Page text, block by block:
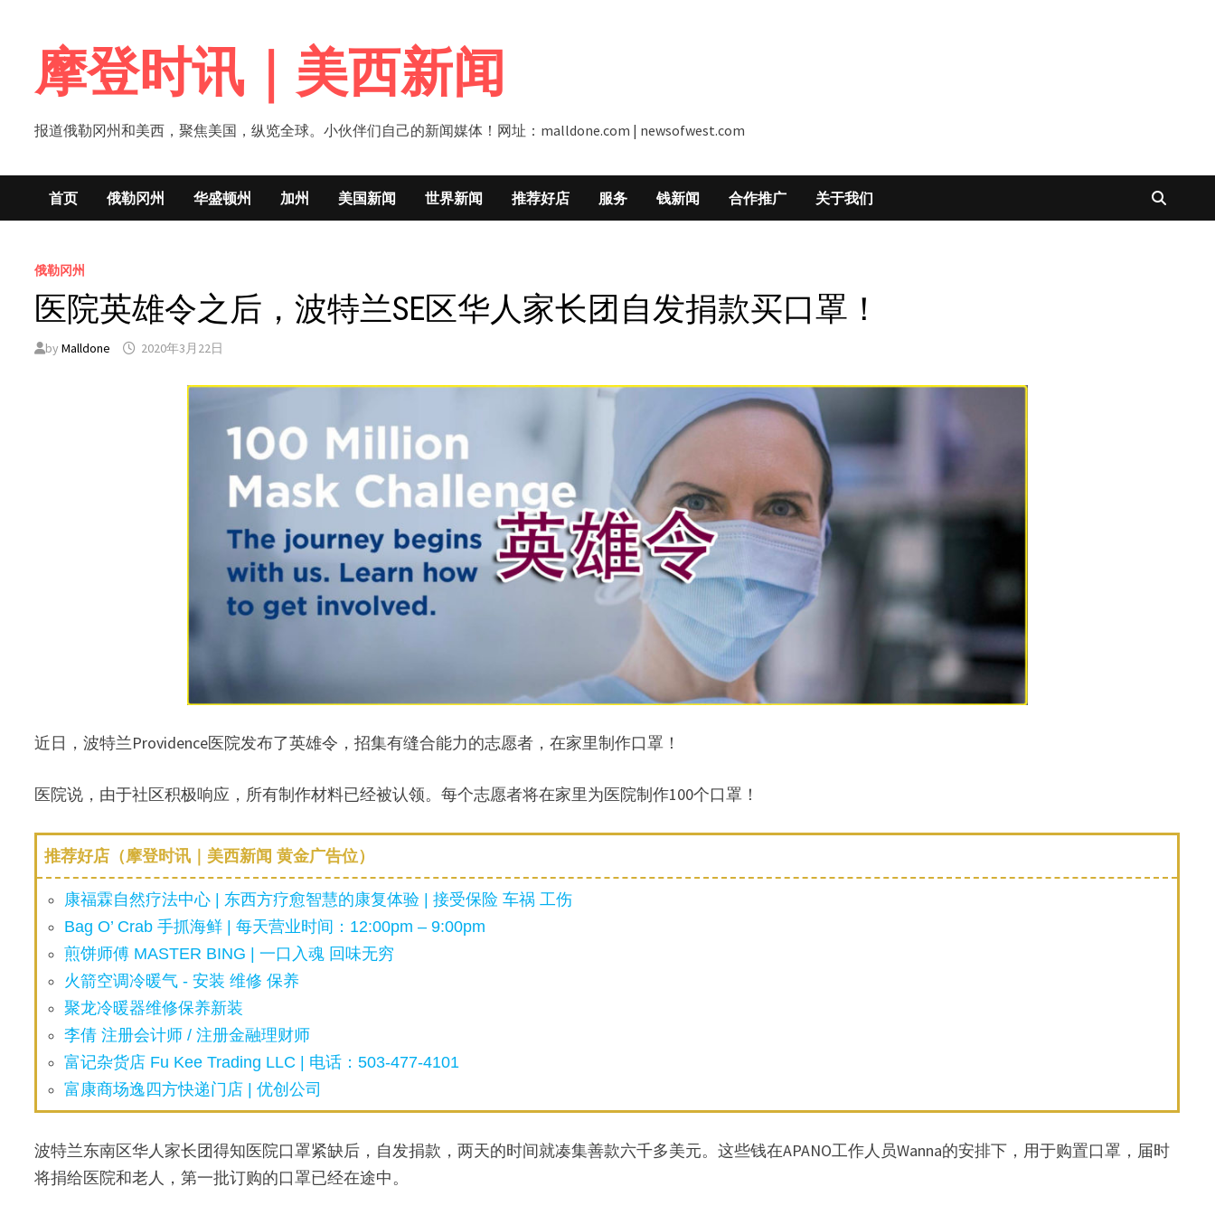
content摩登时讯｜美西新闻
报道俄勒冈州和美西，聚焦美国，纵览全球。小伙伴们自己的新闻媒体！网址：malldone.com | newsofwest.com
首页 俄勒冈州 华盛顿州 加州 美国新闻 世界新闻 推荐好店 服务 钱新闻 合作推广 关于我们
俄勒冈州
医院英雄令之后，波特兰SE区华人家长团自发捐款买口罩！
byMalldone 2020年3月22日
近日，波特兰Providence医院发布了英雄令，招集有缝合能力的志愿者，在家里制作口罩！
医院说，由于社区积极响应，所有制作材料已经被认领。每个志愿者将在家里为医院制作100个口罩！
推荐好店（摩登时讯｜美西新闻 黄金广告位）
康福霖自然疗法中心 | 东西方疗愈智慧的康复体验 | 接受保险 车祸 工伤
Bag O’ Crab 手抓海鲜 | 每天营业时间：12:00pm – 9:00pm
煎饼师傅 MASTER BING | 一口入魂 回味无穷
火箭空调冷暖气 - 安装 维修 保养
聚龙冷暖器维修保养新装
李倩 注册会计师 / 注册金融理财师
富记杂货店 Fu Kee Trading LLC | 电话：503-477-4101
富康商场逸四方快递门店 | 优创公司
波特兰东南区华人家长团得知医院口罩紧缺后，自发捐款，两天的时间就凑集善款六千多美元。这些钱在APANO工作人员Wanna的安排下，用于购置口罩，届时
将捐给医院和老人，第一批订购的口罩已经在途中。